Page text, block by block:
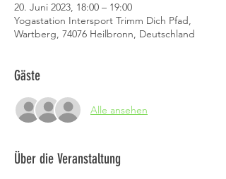
20. Juni 2023, 18:00 – 19:00
Yogastation Intersport Trimm Dich Pfad,
Wartberg, 74076 Heilbronn, Deutschland
Gäste
Alle ansehen
Über die Veranstaltung